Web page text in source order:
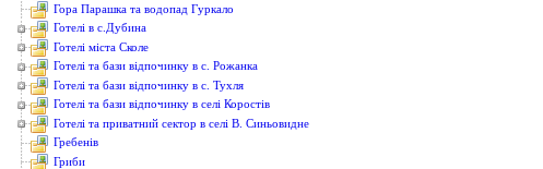
Гора Парашка та водопад Гуркало
Готелі в с.Дубина
Готелі міста Сколе
Готелі та бази відпочинку в с. Рожанка
Готелі та бази відпочинку в с. Тухля
Готелі та бази відпочинку в селі Коростів
Готелі та приватний сектор в селі В. Синьовидне
Гребенів
Гриби